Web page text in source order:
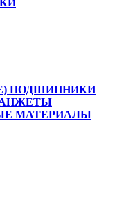
ПОДШИПНИКИ
МАТЕРИАЛЫ